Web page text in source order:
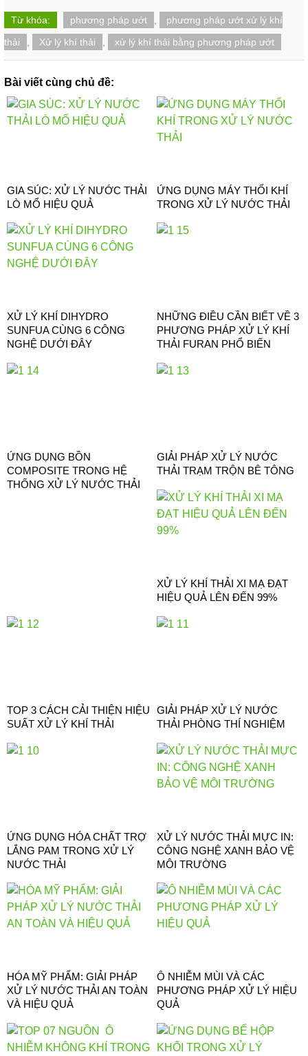
Từ khóa: phương pháp ướt
phương pháp ướt xử lý khí
thải
Xử lý khí thải xử lý khí thải bằng phương pháp ướt
Bài viết cùng chủ đề:
GIA SÚC: XỬ LÝ NƯỚC THẢI
LÒ MỔ HIỆU QUẢ
ỨNG DỤNG MÁY THỔI KHÍ
TRONG XỬ LÝ NƯỚC THẢI
XỬ LÝ KHÍ DIHYDRO
SUNFUA CÙNG 6 CÔNG
NGHỆ DƯỚI ĐÂY
NHỮNG ĐIỀU CẦN BIẾT VỀ 3
PHƯƠNG PHÁP XỬ LÝ KHÍ
THẢI FURAN PHỔ BIẾN
ỨNG DỤNG BỒN
COMPOSITE TRONG HỆ
THỐNG XỬ LÝ NƯỚC THẢI
GIẢI PHÁP XỬ LÝ NƯỚC
THẢI TRẠM TRỘN BÊ TÔNG
XỬ LÝ KHÍ THẢI XI MẠ ĐẠT
HIỆU QUẢ LÊN ĐẾN 99%
TOP 3 CÁCH CẢI THIỆN HIỆU
SUẤT XỬ LÝ KHÍ THẢI
GIẢI PHÁP XỬ LÝ NƯỚC
THẢI PHÒNG THÍ NGHIỆM
ỨNG DỤNG HÓA CHẤT TRỢ
LẮNG PAM TRONG XỬ LÝ
NƯỚC THẢI
XỬ LÝ NƯỚC THẢI MỰC IN:
CÔNG NGHỆ XANH BẢO VỆ
MÔI TRƯỜNG
HÓA MỸ PHẨM: GIẢI PHÁP
XỬ LÝ NƯỚC THẢI AN TOÀN
VÀ HIỆU QUẢ
Ô NHIỄM MÙI VÀ CÁC
PHƯƠNG PHÁP XỬ LÝ HIỆU
QUẢ